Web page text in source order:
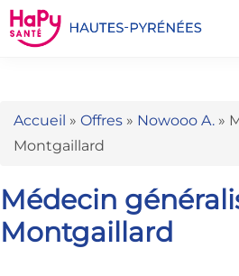
Accueil » Offres » Nowooo A. »
Montgaillard
Médecin
Montgaillard